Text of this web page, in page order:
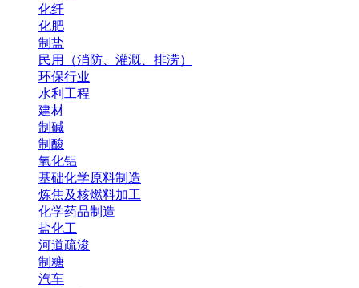
化纤
化肥
制盐
民用（消防、灌溉、排涝）
环保行业
水利工程
建材
制碱
制酸
氧化铝
基础化学原料制造
炼焦及核燃料加工
化学药品制造
盐化工
河道疏浚
制糖
汽车